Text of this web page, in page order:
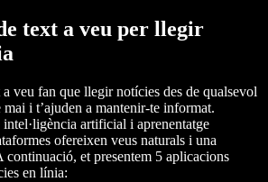
text a veu per llegir
veu fan que llegir notícies des de qualsevol
i t’ajuden a mantenir-te informat.
intel·ligència artificial i aprenentatge
ofereixen veus naturals i una
continuació, et presentem 5 aplicacions
en línia: